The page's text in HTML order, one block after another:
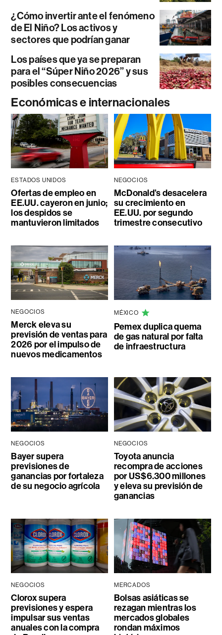
¿Cómo invertir ante el fenómeno
de El Niño? Los activos y
sectores que podrían ganar
Los países que ya se preparan
para el “Súper Niño 2026” y sus
posibles consecuencias
Económicas e internacionales
ESTADOS UNIDOS
Ofertas de empleo en
EE.UU. cayeron en junio;
los despidos se
mantuvieron limitados
NEGOCIOS
McDonald’s desacelera
su crecimiento en
EE.UU. por segundo
trimestre consecutivo
NEGOCIOS
Merck eleva su
previsión de ventas para
2026 por el impulso de
nuevos medicamentos
MÉXICO
Pemex duplica quema
de gas natural por falta
de infraestructura
NEGOCIOS
Bayer supera
previsiones de
ganancias por fortaleza
de su negocio agrícola
NEGOCIOS
Toyota anuncia
recompra de acciones
por US$6.300 millones
y eleva su previsión de
ganancias
NEGOCIOS
Clorox supera
previsiones y espera
impulsar sus ventas
anuales con la compra
MERCADOS
Bolsas asiáticas se
rezagan mientras los
mercados globales
rondan máximos